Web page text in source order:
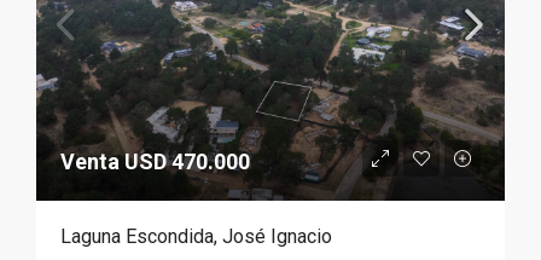
Venta USD 470.000
Laguna Escondida, José Ignacio